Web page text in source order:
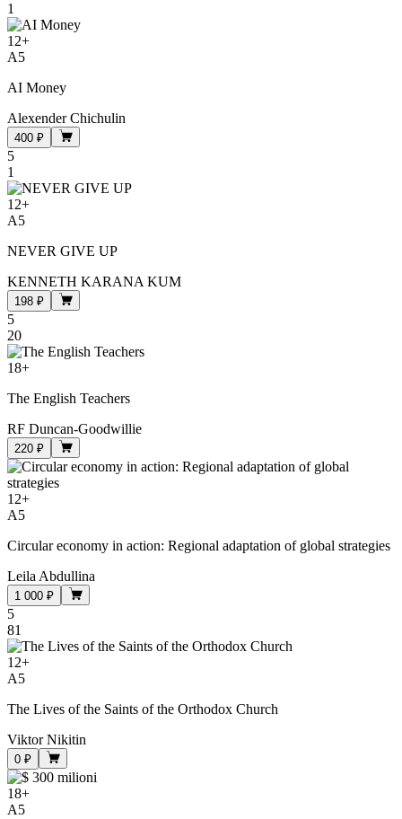
1
12+
A5
AI Money
Alexender Chichulin
400 ₽
5
1
12+
A5
NEVER GIVE UP
KENNETH KARANA KUM
198 ₽
5
20
18+
The English Teachers
RF Duncan-Goodwillie
220 ₽
12+
A5
Circular economy in action: Regional adaptation of global strategies
Leila Abdullina
1 000 ₽
5
81
12+
A5
The Lives of the Saints of the Orthodox Church
Viktor Nikitin
0 ₽
18+
A5